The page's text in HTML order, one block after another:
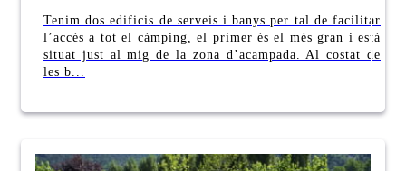
Tenim dos edificis de serveis i banys per tal de facilitar
l’accés a tot el càmping, el primer és el més gran i està
situat just al mig de la zona d’acampada. Al costat de
les b...